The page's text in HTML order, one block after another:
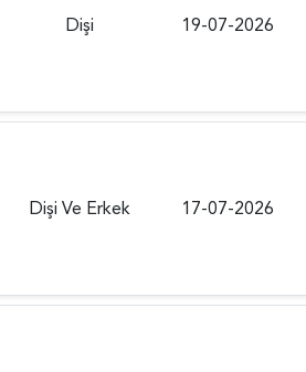
Dişi 19-07-2026
Dişi Ve Erkek 17-07-2026